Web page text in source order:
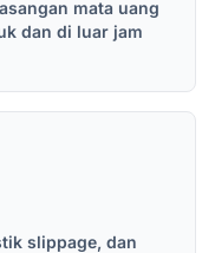
mata uang
dan di luar jam
slippage, dan